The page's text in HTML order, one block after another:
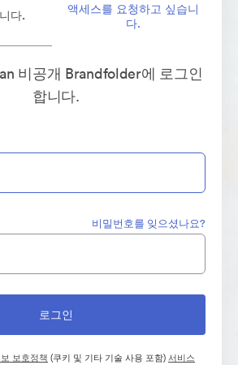
다.
액세스를 요청하고 싶습니
다.
비공개 Brandfolder에 로그인
합니다.
비밀번호를 잊으셨나요?
보호정책 (쿠키 및 기타 기술 사용 포함)서비스